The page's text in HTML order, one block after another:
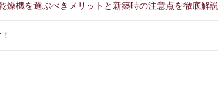
燥機を選ぶべきメリットと新築時の注意点を徹底解説